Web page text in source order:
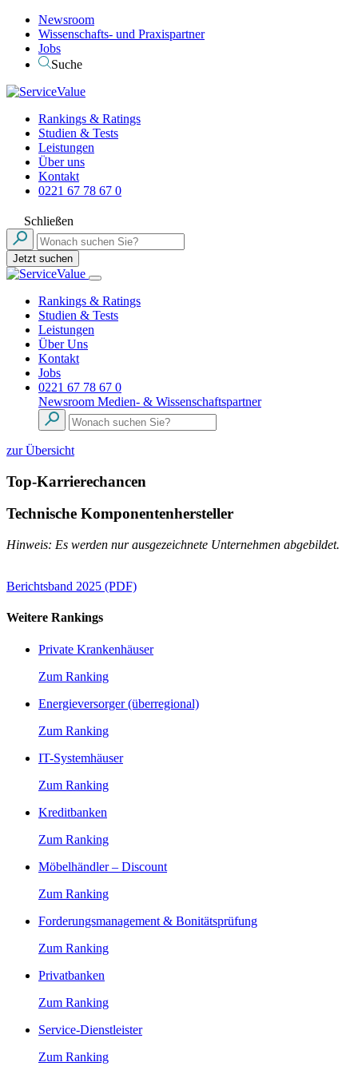
Newsroom
Wissenschafts- und Praxispartner
Jobs
Suche
Rankings & Ratings
Studien & Tests
Leistungen
Über uns
Kontakt
0221 67 78 67 0
Schließen
Jetzt suchen
Rankings & Ratings
Studien & Tests
Leistungen
Über Uns
Kontakt
Jobs
0221 67 78 67 0
Newsroom Medien- & Wissenschaftspartner
zur Übersicht
Top-Karrierechancen
Technische Komponentenhersteller
Hinweis: Es werden nur ausgezeichnete Unternehmen abgebildet.
Berichtsband 2025 (PDF)
Weitere Rankings
Private Krankenhäuser
Zum Ranking
Energieversorger (überregional)
Zum Ranking
IT-Systemhäuser
Zum Ranking
Kreditbanken
Zum Ranking
Möbelhändler – Discount
Zum Ranking
Forderungsmanagement & Bonitätsprüfung
Zum Ranking
Privatbanken
Zum Ranking
Service-Dienstleister
Zum Ranking